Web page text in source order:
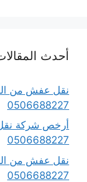
أحدث المقالات
نقل عفش من
0506688227
أرخص شركة نقل
0506688227
نقل عفش من
0506688227